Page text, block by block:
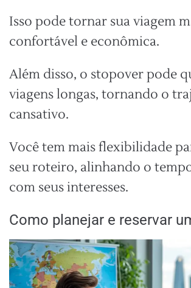
Isso pode tornar sua viagem
confortável e econômica.
Além disso, o stopover pode
viagens longas, tornando o
cansativo.
Você tem mais flexibilidade
seu roteiro, alinhando o
com seus interesses.
Como planejar e reservar